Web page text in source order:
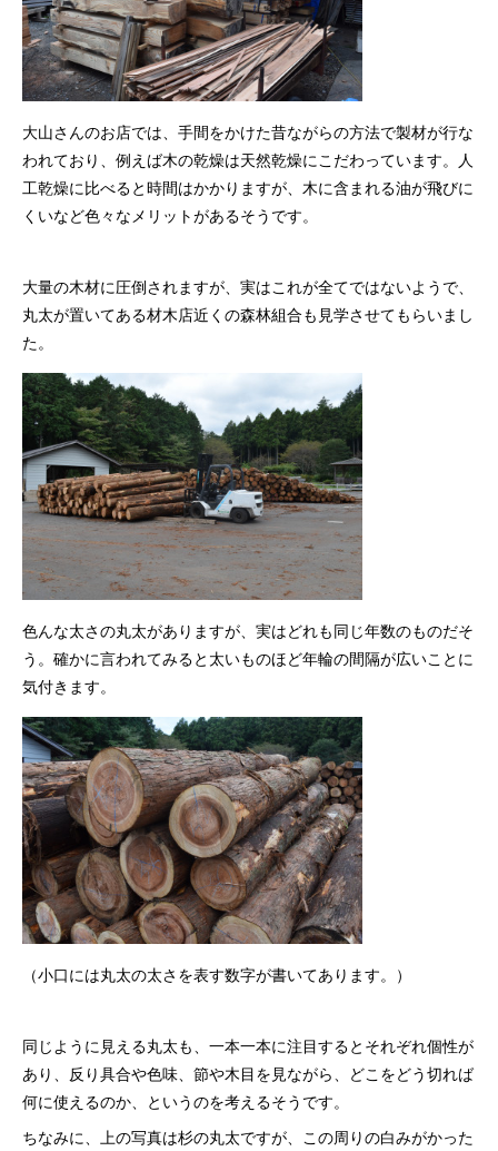
大山さんのお店では、手間をかけた昔ながらの方法で製材が行な
われており、例えば木の乾燥は天然乾燥にこだわっています。人
工乾燥に比べると時間はかかりますが、木に含まれる油が飛びに
くいなど色々なメリットがあるそうです。
大量の木材に圧倒されますが、実はこれが全てではないようで、
丸太が置いてある材木店近くの森林組合も見学させてもらいまし
た。
色んな太さの丸太がありますが、実はどれも同じ年数のものだそ
う。確かに言われてみると太いものほど年輪の間隔が広いことに
気付きます。
（小口には丸太の太さを表す数字が書いてあります。）
同じように見える丸太も、一本一本に注目するとそれぞれ個性が
あり、反り具合や色味、節や木目を見ながら、どこをどう切れば
何に使えるのか、というのを考えるそうです。
ちなみに、上の写真は杉の丸太ですが、この周りの白みがかった